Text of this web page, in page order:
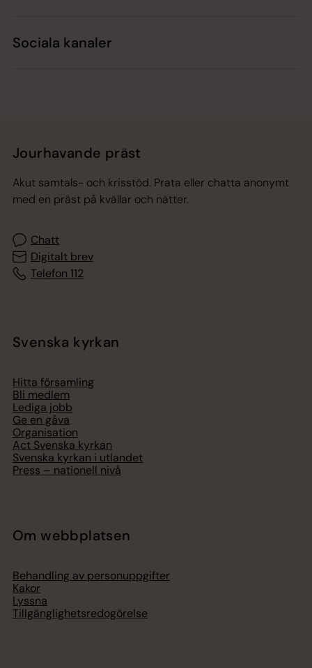
Sociala kanaler
Jourhavande präst
Akut samtals- och krisstöd. Prata eller chatta anonymt
med en präst på kvällar och nätter.
Chatt
Digitalt brev
Telefon 112
Svenska kyrkan
Hitta församling
Bli medlem
Lediga jobb
Ge en gåva
Organisation
Act Svenska kyrkan
Svenska kyrkan i utlandet
Press – nationell nivå
Om webbplatsen
Behandling av personuppgifter
Kakor
Lyssna
Tillgänglighetsredogörelse